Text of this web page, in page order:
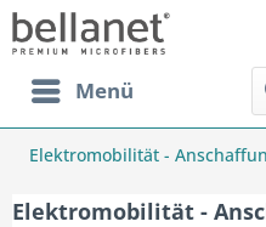
Menü
Elektromobilität -
Elektromobilität -